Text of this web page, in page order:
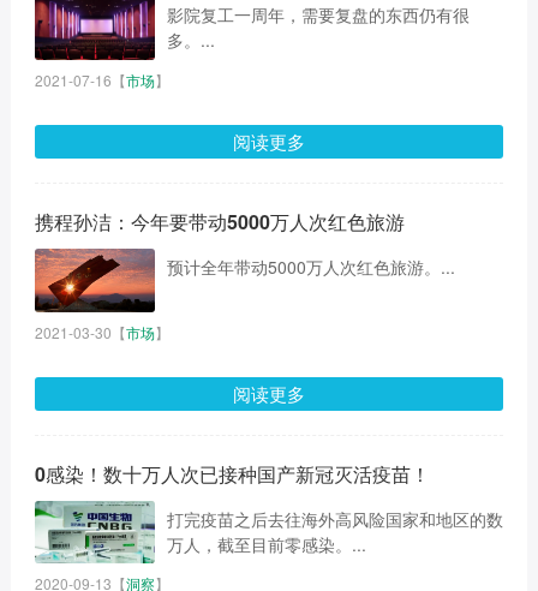
影院复工一周年，需要复盘的东西仍有很
多。...
2021-07-16 【市场】
阅读更多
携程孙洁：今年要带动5000万人次红色旅游
预计全年带动5000万人次红色旅游。...
2021-03-30 【市场】
阅读更多
0感染！数十万人次已接种国产新冠灭活疫苗！
打完疫苗之后去往海外高风险国家和地区的数
万人，截至目前零感染。...
2020-09-13 【洞察】